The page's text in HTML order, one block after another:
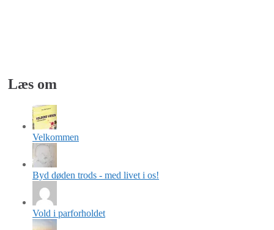
Læs om
Velkommen
Byd døden trods - med livet i os!
Vold i parforholdet